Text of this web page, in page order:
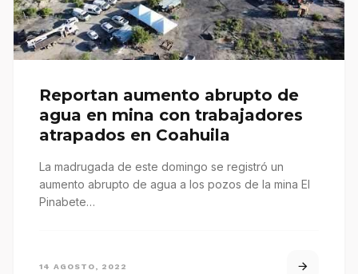
Reportan aumento abrupto de
agua en mina con trabajadores
atrapados en Coahuila
La madrugada de este domingo se registró un
aumento abrupto de agua a los pozos de la mina El
Pinabete…
14 AGOSTO, 2022